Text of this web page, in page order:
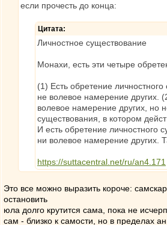
если прочесть до конца:
Цитата:
Личностное существование
Монахи, есть эти четыре
(1) Есть обретение
не волевое намерение других.
волевое намерение других, но
существования, в котором
И есть обретение личностного
ни волевое намерение других.
https://suttacentral.net/ru/an4.171
Это все можно выразить короче:
остановить
юла долго крутится сама, пока не
сам - близко к самости, но в пределах